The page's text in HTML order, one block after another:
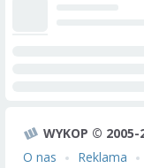
WYKOP © 2005-
O nas
Reklama